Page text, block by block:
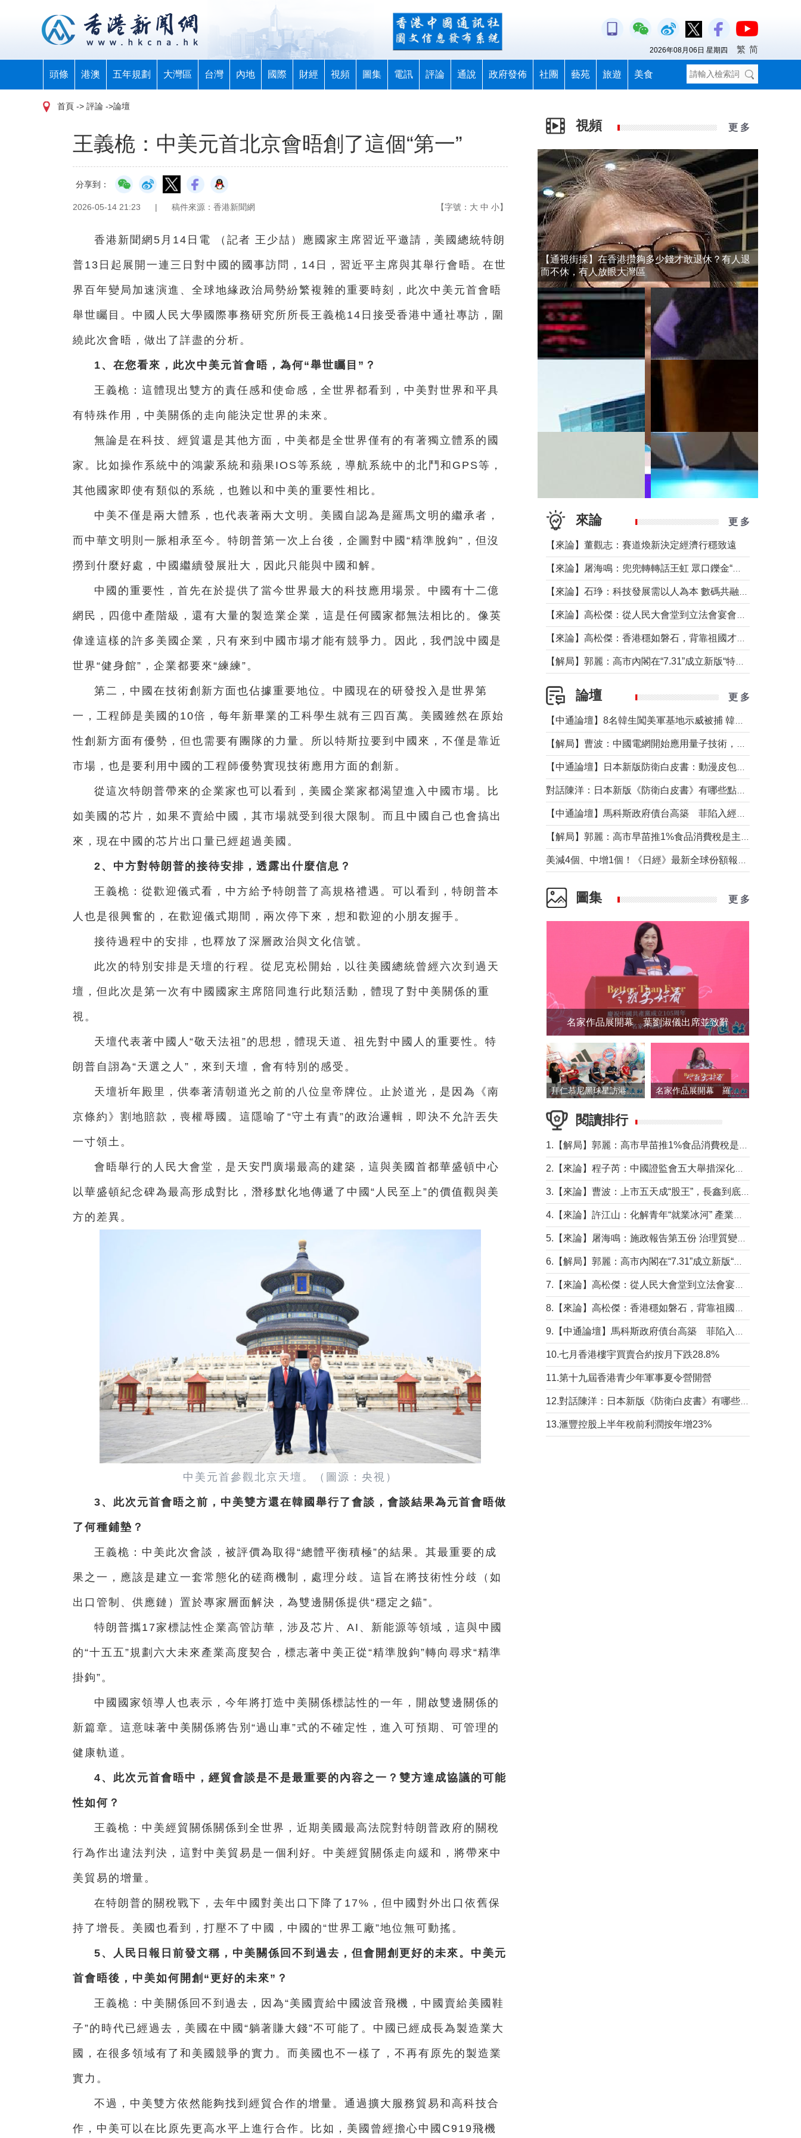
頭條 港澳 五年規劃 大灣區 台灣 內地 國際 財經 視頻 圖集 電訊 評論 通說 政府發佈 社團 藝苑 旅遊 美食
2026年08月06日 星期四 繁 简
首頁 -> 評論 ->論壇
王義桅：中美元首北京會晤創了這個“第一”
分享到：
2026-05-14 21:23 | 稿件來源：香港新聞網 【字號： 大 中 小】
香港新聞網5月14日電 （記者 王少喆）應國家主席習近平邀請，美國總統特朗
普13日起展開一連三日對中國的國事訪問，14日，習近平主席與其舉行會晤。在世
界百年變局加速演進、全球地緣政治局勢紛繁複雜的重要時刻，此次中美元首會晤
舉世矚目。中國人民大學國際事務研究所所長王義桅14日接受香港中通社專訪，圍
繞此次會晤，做出了詳盡的分析。
1、在您看來，此次中美元首會晤，為何“舉世矚目”？
王義桅：這體現出雙方的責任感和使命感，全世界都看到，中美對世界和平具
有特殊作用，中美關係的走向能決定世界的未來。
無論是在科技、經貿還是其他方面，中美都是全世界僅有的有著獨立體系的國
家。比如操作系統中的鴻蒙系統和蘋果IOS等系統，導航系統中的北鬥和GPS等，
其他國家即使有類似的系統，也難以和中美的重要性相比。
中美不僅是兩大體系，也代表著兩大文明。美國自認為是羅馬文明的繼承者，
而中華文明則一脈相承至今。特朗普第一次上台後，企圖對中國“精準脫鉤”，但沒
撈到什麼好處，中國繼續發展壯大，因此只能與中國和解。
中國的重要性，首先在於提供了當今世界最大的科技應用場景。中國有十二億
網民，四億中產階級，還有大量的製造業企業，這是任何國家都無法相比的。像英
偉達這樣的許多美國企業，只有來到中國市場才能有競爭力。因此，我們說中國是
世界“健身館”，企業都要來“練練”。
第二，中國在技術創新方面也佔據重要地位。中國現在的研發投入是世界第
一，工程師是美國的10倍，每年新畢業的工科學生就有三四百萬。美國雖然在原始
性創新方面有優勢，但也需要有團隊的力量。所以特斯拉要到中國來，不僅是靠近
市場，也是要利用中國的工程師優勢實現技術應用方面的創新。
從這次特朗普帶來的企業家也可以看到，美國企業家都渴望進入中國市場。比
如美國的芯片，如果不賣給中國，其市場就受到很大限制。而且中國自己也會搞出
來，現在中國的芯片出口量已經超過美國。
2、中方對特朗普的接待安排，透露出什麼信息？
王義桅：從歡迎儀式看，中方給予特朗普了高規格禮遇。可以看到，特朗普本
人也是很興奮的，在歡迎儀式期間，兩次停下來，想和歡迎的小朋友握手。
接待過程中的安排，也釋放了深層政治與文化信號。
此次的特別安排是天壇的行程。從尼克松開始，以往美國總統曾經六次到過天
壇，但此次是第一次有中國國家主席陪同進行此類活動，體現了對中美關係的重
視。
天壇代表著中國人“敬天法祖”的思想，體現天道、祖先對中國人的重要性。特
朗普自詡為“天選之人”，來到天壇，會有特別的感受。
天壇祈年殿里，供奉著清朝道光之前的八位皇帝牌位。止於道光，是因為《南
京條約》割地賠款，喪權辱國。這隱喻了“守土有責”的政治邏輯，即決不允許丟失
一寸領土。
會晤舉行的人民大會堂，是天安門廣場最高的建築，這與美國首都華盛頓中心
以華盛頓紀念碑為最高形成對比，潛移默化地傳遞了中國“人民至上”的價值觀與美
方的差異。
中美元首參觀北京天壇。（圖源：央視）
3、此次元首會晤之前，中美雙方還在韓國舉行了會談，會談結果為元首會晤做
了何種鋪墊？
王義桅：中美此次會談，被評價為取得“總體平衡積極”的結果。其最重要的成
果之一，應該是建立一套常態化的磋商機制，處理分歧。這旨在將技術性分歧（如
出口管制、供應鏈）置於專家層面解決，為雙邊關係提供“穩定之錨”。
特朗普攜17家標誌性企業高管訪華，涉及芯片、AI、新能源等領域，這與中國
的“十五五”規劃六大未來產業高度契合，標志著中美正從“精準脫鉤”轉向尋求“精準
掛鉤”。
中國國家領導人也表示，今年將打造中美關係標誌性的一年，開啟雙邊關係的
新篇章。這意味著中美關係將告別“過山車”式的不確定性，進入可預期、可管理的
健康軌道。
4、此次元首會晤中，經貿會談是不是最重要的內容之一？雙方達成協議的可能
性如何？
王義桅：中美經貿關係關係到全世界，近期美國最高法院對特朗普政府的關稅
行為作出違法判決，這對中美貿易是一個利好。中美經貿關係走向緩和，將帶來中
美貿易的增量。
在特朗普的關稅戰下，去年中國對美出口下降了17%，但中國對外出口依舊保
持了增長。美國也看到，打壓不了中國，中國的“世界工廠”地位無可動搖。
5、人民日報日前發文稱，中美關係回不到過去，但會開創更好的未來。中美元
首會晤後，中美如何開創“更好的未來”？
王義桅：中美關係回不到過去，因為“美國賣給中國波音飛機，中國賣給美國鞋
子”的時代已經過去，美國在中國“躺著賺大錢”不可能了。中國已經成長為製造業大
國，在很多領域有了和美國競爭的實力。而美國也不一樣了，不再有原先的製造業
實力。
不過，中美雙方依然能夠找到經貿合作的增量。通過擴大服務貿易和高科技合
作，中美可以在比原先更高水平上進行合作。比如，美國曾經擔心中國C919飛機
視頻 更 多
【通視街採】在香港攢夠多少錢才敢退休？有人退
而不休，有人放眼大灣區
來論 更 多
【來論】董觀志：賽道煥新決定經濟行穩致遠
論壇 更 多
圖集 更 多
名家作品展開幕 葉劉淑儀出席並致辭
拜仁慕尼黑球星訪港 與球迷近距離互動 名家作品展開幕 羅淑佩出席並致辭
閱讀排行
10.七月香港樓宇買賣合約按月下跌28.8%
11.第十九屆香港青少年軍事夏令營開營
13.滙豐控股上半年稅前利潤按年增23%